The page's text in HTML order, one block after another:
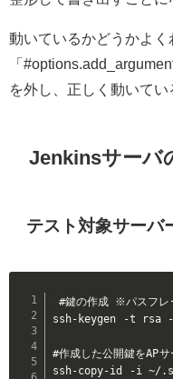
動いているかどうかよく
「
を外し、正しく動いてい
Jenkinsサーバ
テスト対象サーバ
#鍵の作成 ※パスフレ
ssh-keygen -t rsa -
#作成した公開鍵をAP
ssh-copy-id -i ~/